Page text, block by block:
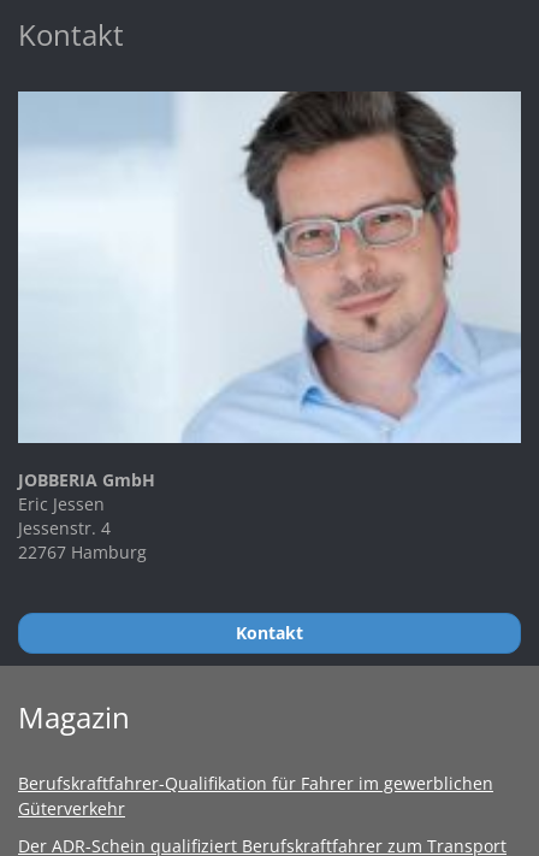
Kontakt
JOBBERIA GmbH
Eric Jessen
Jessenstr. 4
22767 Hamburg
Kontakt
Magazin
Berufskraftfahrer-Qualifikation für Fahrer im gewerblichen
Güterverkehr
Der ADR-Schein qualifiziert Berufskraftfahrer zum Transport